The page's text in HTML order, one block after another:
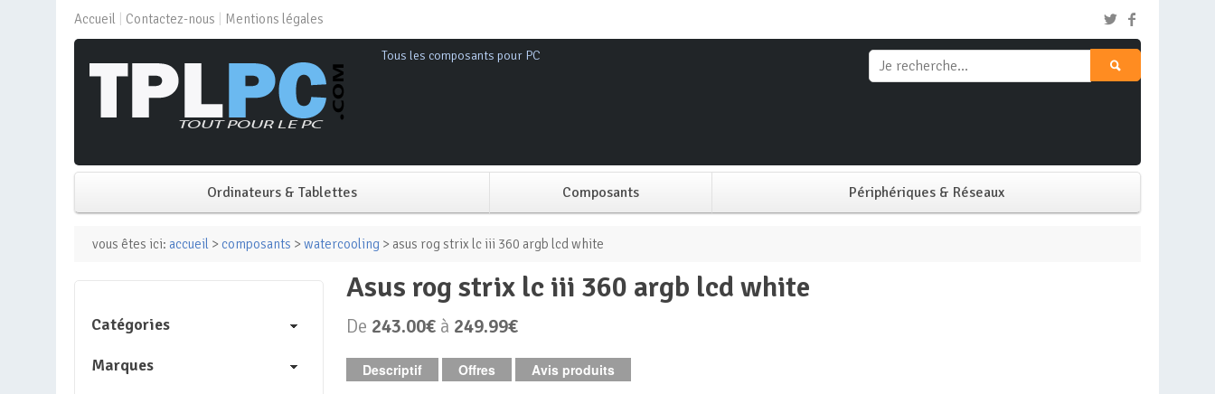
Accueil Contactez-nous Mentions légales
Tous les composants pour PC
Ordinateurs & Tablettes
PC de bureau
Mini PC
PC Tout-en-un
Composants
Alimentation PC
Boitier PC
Carte graphique
Carte mère
Périphériques & Réseaux
vous êtes ici: accueil > composants > watercooling > asus rog strix lc iii 360 argb lcd white
asus rog strix lc iii 360 argb lcd white
De 243.00€ à 249.99€
Descriptif Offres Avis produits
Catégories
Marques